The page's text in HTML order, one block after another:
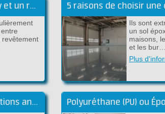
Différence entre une chape époxy et un revêtement époxy
revêtement
5 raisons de choisir une
Ils sont
un sol
maisons,
et les bur…
Plus
Adhérence sur les sols coulés : options antidérapantes pour les sols coulés